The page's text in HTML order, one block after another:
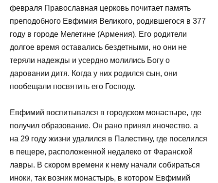
февраля Православная церковь почитает память
преподобного Евфимия Великого, родившегося в 377
году в городе Мелетине (Армения). Его родители
долгое время оставались бездетными, но они не
теряли надежды и усердно молились Богу о
даровании дитя. Когда у них родился сын, они
пообещали посвятить его Господу.
Евфимий воспитывался в городском монастыре, где
получил образование. Он рано принял иночество, а
на 29 году жизни удалился в Палестину, где поселился
в пещере, расположенной недалеко от Фаранской
лавры. В скором времени к нему начали собираться
иноки, так возник монастырь, в котором Евфимий